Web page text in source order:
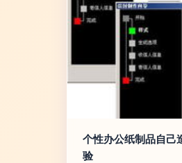
个性办公纸制品自己
验